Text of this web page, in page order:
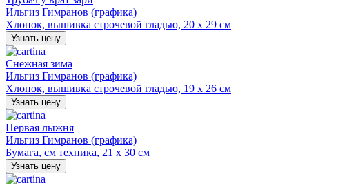
Ильгиз Гимранов (графика)
Хлопок, вышивка строчевой гладью, 20 х 29 см
Узнать цену
Снежная зима
Ильгиз Гимранов (графика)
Хлопок, вышивка строчевой гладью, 19 х 26 см
Узнать цену
Первая лыжня
Ильгиз Гимранов (графика)
Бумага, см техника, 21 х 30 см
Узнать цену